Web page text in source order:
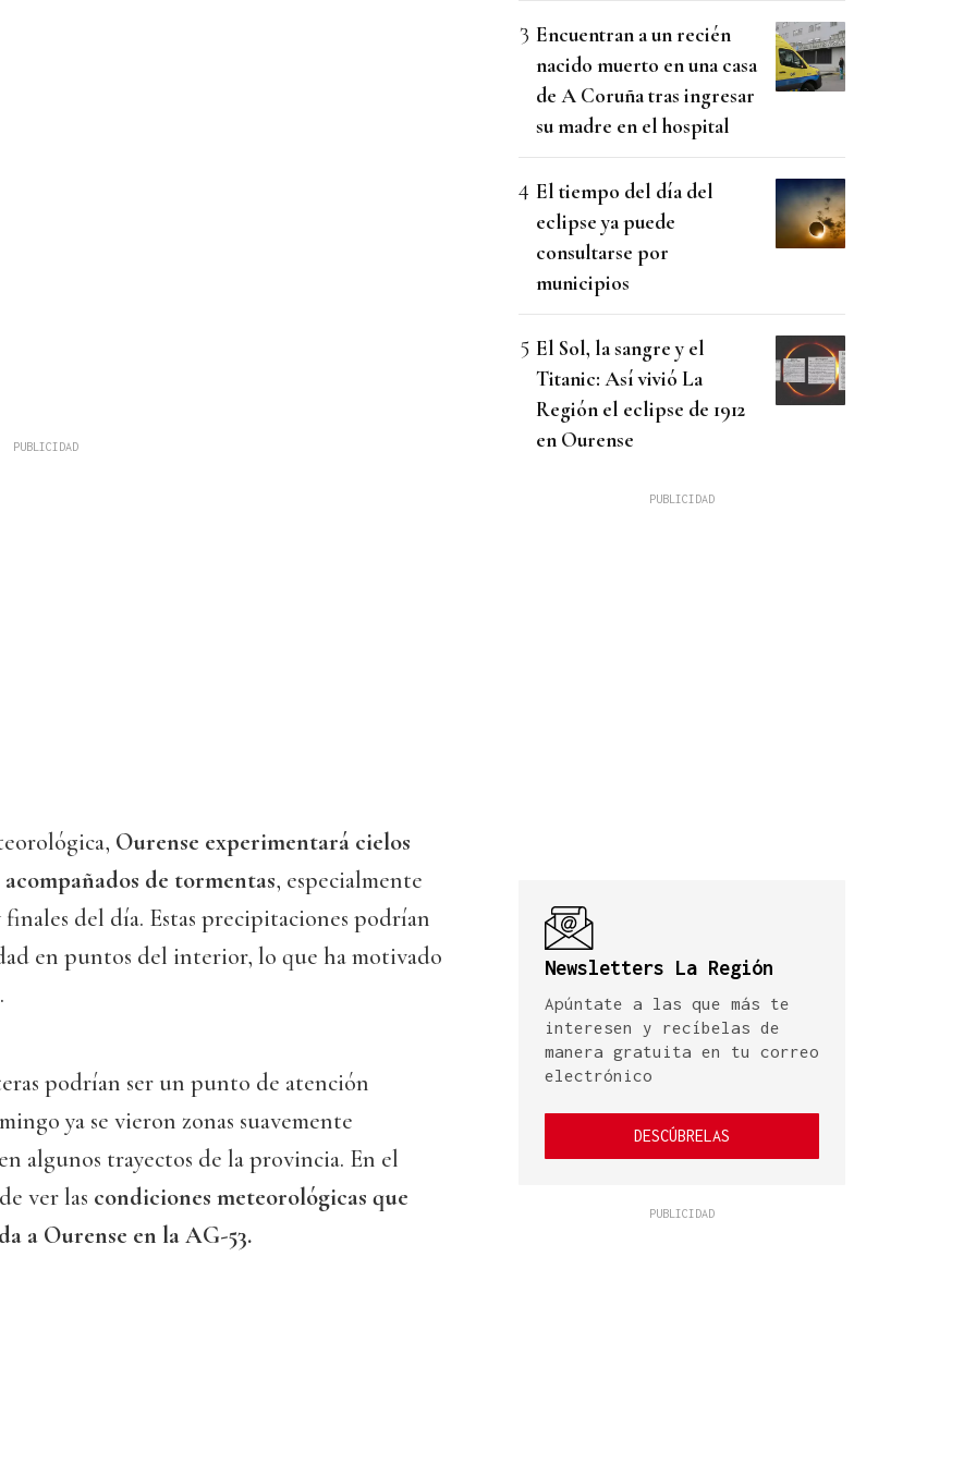
Ourense experimentará cielos
de tormentas, especialmente
finales del día. Estas precipitaciones podrían
en puntos del interior, lo que ha motivado
podrían ser un punto de atención
ya se vieron zonas suavemente
algunos trayectos de la provincia. En el
ver las condiciones meteorológicas que
a Ourense en la AG-53.
Encuentran a un recién
nacido muerto en una casa
de A Coruña tras ingresar
su madre en el hospital
El tiempo del día del
eclipse ya puede
consultarse por
municipios
El Sol, la sangre y el
Titanic: Así vivió La
Región el eclipse de 1912
en Ourense
Newsletters La Región
Apúntate a las que más te
interesen y recíbelas de
manera gratuita en tu correo
electrónico
DESCÚBRELAS